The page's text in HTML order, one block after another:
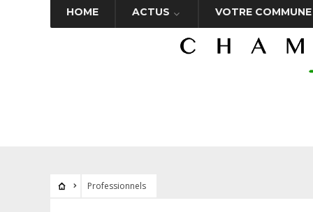
HOME ACTUS VOTRE COMMUNE
Professionnels